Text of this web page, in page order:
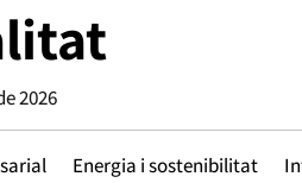
2026
Energia i sostenibilitat